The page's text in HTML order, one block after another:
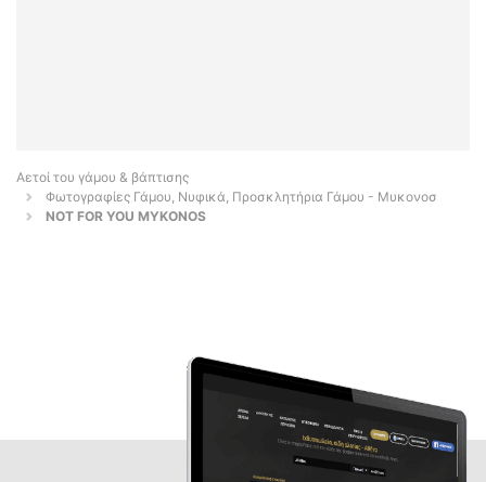
Αετοί του γάμου & βάπτισης
Φωτογραφίες Γάμου, Νυφικά, Προσκλητήρια Γάμου - Μυκονοσ
NOT FOR YOU MYKONOS